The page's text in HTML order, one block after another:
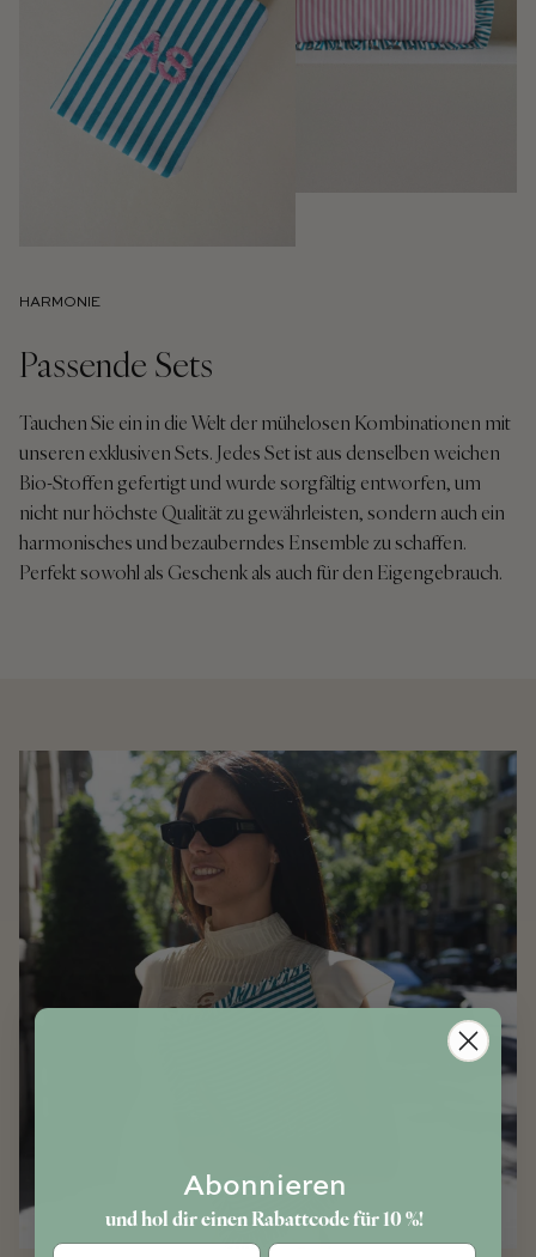
HARMONIE
Passende Sets
Tauchen Sie ein in die Welt der mühelosen Kombinationen mit
unseren exklusiven Sets. Jedes Set ist aus denselben weichen
Bio-Stoffen gefertigt und wurde sorgfältig entworfen, um
nicht nur höchste Qualität zu gewährleisten, sondern auch ein
harmonisches und bezauberndes Ensemble zu schaffen.
Perfekt sowohl als Geschenk als auch für den Eigengebrauch.
Abonnieren
und hol dir einen Rabattcode für 10 %!
Geburtstag